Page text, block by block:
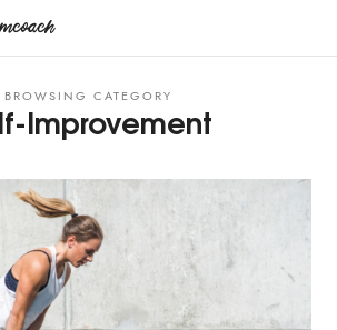
BROWSING CATEGORY
Improvement